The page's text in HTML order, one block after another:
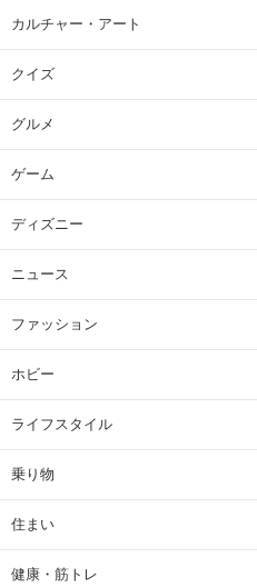
カルチャー・アート
クイズ
グルメ
ゲーム
ディズニー
ニュース
ファッション
ホビー
ライフスタイル
乗り物
住まい
健康・筋トレ